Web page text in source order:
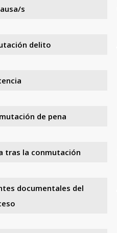
s
delito
de pena
tras la conmutación
documentales del